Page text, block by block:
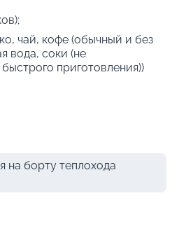
чай, кофе (обычный и без
вода, соки (не
приготовления))
на борту теплохода